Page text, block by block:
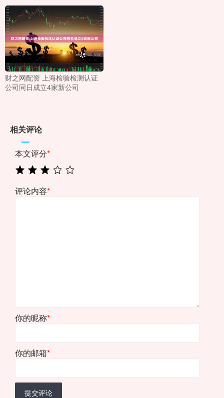
财之网配资 上海检验检测认证
公司同日成立4家新公司
相关评论
本文评分*
评论内容*
你的昵称*
你的邮箱*
提交评论